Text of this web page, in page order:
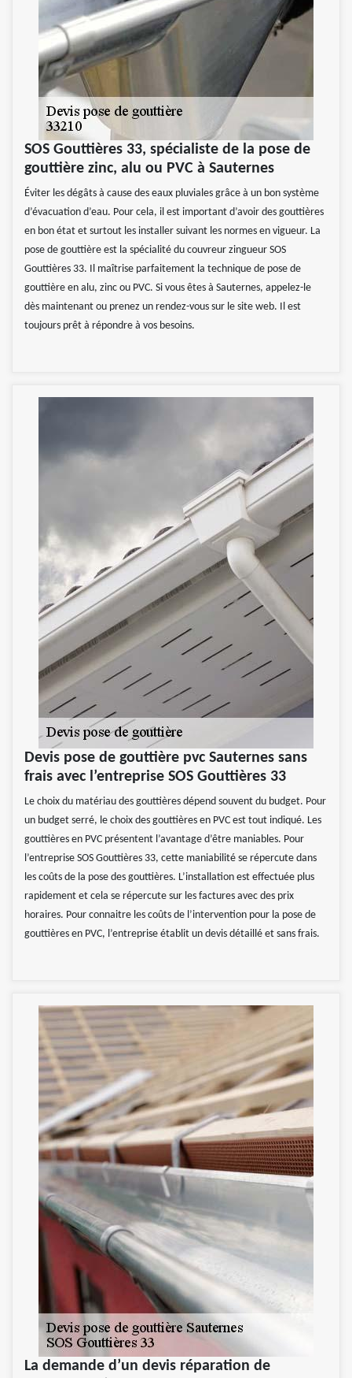
SOS Gouttières 33, spécialiste de la pose de
gouttière zinc, alu ou PVC à Sauternes
Éviter les dégâts à cause des eaux pluviales grâce à un bon système
d’évacuation d’eau. Pour cela, il est important d’avoir des gouttières
en bon état et surtout les installer suivant les normes en vigueur. La
pose de gouttière est la spécialité du couvreur zingueur SOS
Gouttières 33. Il maîtrise parfaitement la technique de pose de
gouttière en alu, zinc ou PVC. Si vous êtes à Sauternes, appelez-le
dès maintenant ou prenez un rendez-vous sur le site web. Il est
toujours prêt à répondre à vos besoins.
Devis pose de gouttière pvc Sauternes sans
frais avec l’entreprise SOS Gouttières 33
Le choix du matériau des gouttières dépend souvent du budget. Pour
un budget serré, le choix des gouttières en PVC est tout indiqué. Les
gouttières en PVC présentent l’avantage d’être maniables. Pour
l’entreprise SOS Gouttières 33, cette maniabilité se répercute dans
les coûts de la pose des gouttières. L’installation est effectuée plus
rapidement et cela se répercute sur les factures avec des prix
horaires. Pour connaitre les coûts de l’intervention pour la pose de
gouttières en PVC, l’entreprise établit un devis détaillé et sans frais.
La demande d’un devis réparation de